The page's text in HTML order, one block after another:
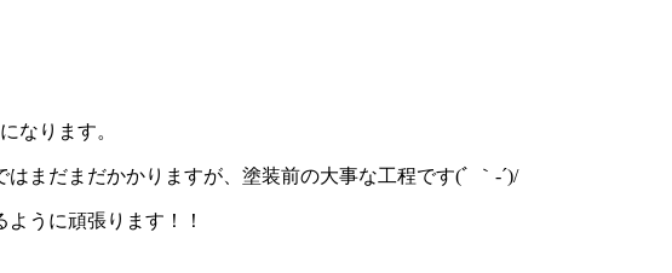
なります。
だまだかかりますが、塗装前の大事な工程です(ﾞ ｀-´)/
うに頑張ります！！